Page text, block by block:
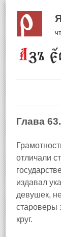
Глава
отличали
издавал
девушек,
староверы
круг.